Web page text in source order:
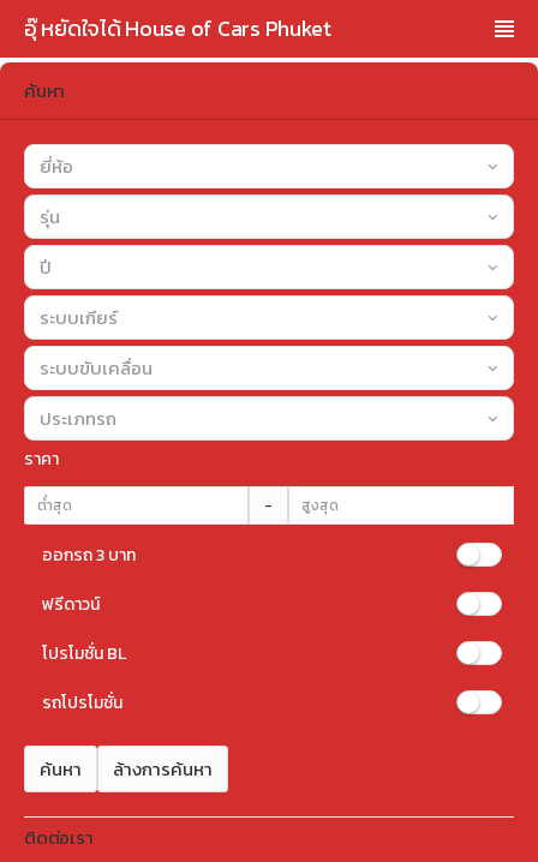
อุ๊ หยัดใจได้ House of Cars Phuket
ค้นหา
ยี่ห้อ
รุ่น
ปี
ระบบเกียร์
ระบบขับเคลื่อน
ประเภทรถ
ราคา
-
ออกรถ 3 บาท
ฟรีดาวน์
โปรโมชั่น BL
รถโปรโมชั่น
ค้นหา ล้างการค้นหา
ติดต่อเรา